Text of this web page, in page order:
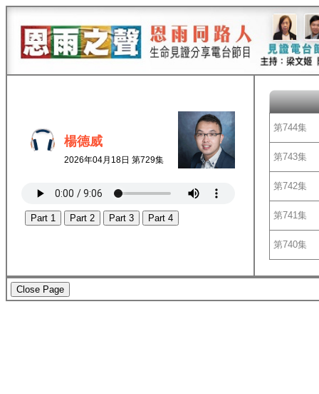
楊德威
2026年04月18日 第729集
Part 1 Part 2 Part 3 Part 4
第744集
第743集
第742集
第741集
第740集
Close Page